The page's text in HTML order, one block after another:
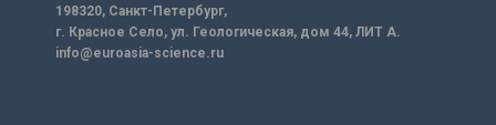
198320, Санкт-Петербург,
г. Красное Село, ул. Геологическая, дом 44, ЛИТ А.
info@euroasia-science.ru